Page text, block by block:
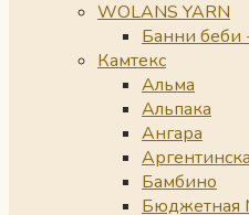
WOLANS YARN
Банни беби
Камтекс
Альма
Альпака
Ангара
Бамбино
Бюджетная